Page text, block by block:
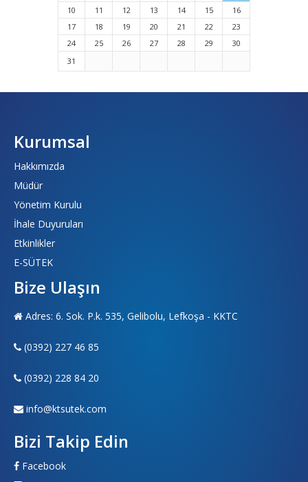
10 11 12 13 14 15
16
17
18 19 20 21 22
23
24
25 26 27 28 29
30
31
Kurumsal
Hakkımızda
Müdür
Yönetim Kurulu
İhale Duyuruları
Etkinlikler
E-SÜTEK
Bize Ulaşın
Adres: 6. Sok. P.k. 535, Gelibolu, Lefkoşa - KKTC
(0392) 227 46 85
(0392) 228 84 20
info@ktsutek.com
Bizi Takip Edin
Facebook